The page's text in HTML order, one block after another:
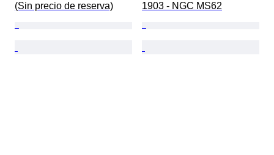
(Sin precio de reserva)
1903 - NGC MS62